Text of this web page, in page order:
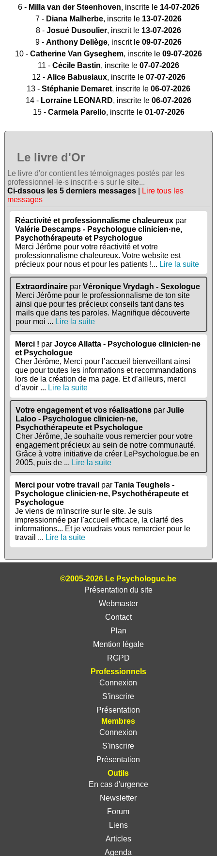
6 - Milla van der Steenhoven, inscrite le 14-07-2026
7 - Diana Malherbe, inscrite le 13-07-2026
8 - Josué Dusoulier, inscrit le 13-07-2026
9 - Anthony Deliège, inscrit le 09-07-2026
10 - Catherine Van Gyseghem, inscrite le 09-07-2026
11 - Cécile Bastin, inscrite le 07-07-2026
12 - Alice Babusiaux, inscrite le 07-07-2026
13 - Stéphanie Demaret, inscrite le 06-07-2026
14 - Lorraine LEONARD, inscrite le 06-07-2026
15 - Carmela Parello, inscrite le 01-07-2026
Le livre d'Or
Le livre d'or contient les témoignages postés par les
professionnel·le·s inscrit·e·s sur le site...
Ci-dssous les 5 derniers messages
Lire tous les
messages
Réactivité et professionnalisme chaleureux par
Valérie Descamps - Psychologue clinicien·ne,
Psychothérapeute et Psychologue
Merci Jérôme pour votre réactivité et votre
professionnalisme chaleureux. Votre website est
précieux pour nous et pour les patients !... Lire la suite
Extraordinaire parVéronique Vrydagh - Sexologue
Merci Jérôme pour le professionnalisme de ton site
ainsi que pour tes précieux conseils tant dans tes
mails que dans tes paroles. Magnifique découverte
pour moi ... Lire la suite
Merci ! parJoyce Allatta - Psychologue clinicien·ne
et Psychologue
Cher Jérôme, Merci pour l’accueil bienveillant ainsi
que pour toutes les informations et recommandations
lors de la création de ma page. Et d’ailleurs, merci
d’avoir ... Lire la suite
Votre engagement et vos réalisations parJulie
Laloo - Psychologue clinicien·ne,
Psychothérapeute et Psychologue
Cher Jérôme, Je souhaite vous remercier pour votre
engagement précieux au sein de notre communauté.
Grâce à votre initiative de créer LePsychologue.be en
2005, puis de ... Lire la suite
Merci pour votre travail parTania Teughels -
Psychologue clinicien·ne, Psychothérapeute et
Psychologue
Je viens de m'inscrire sur le site. Je suis
impressionnée par l'accueil efficace, la clarté des
informations... Et je voudrais vous remercier pour le
travail ... Lire la suite
©2005-2026 Le Psychologue.be
Présentation du site
Webmaster
Contact
Plan
Mention légale
RGPD
Professionnels
Connexion
S'inscrire
Présentation
Membres
Connexion
S'inscrire
Présentation
Outils
En cas d'urgence
Newsletter
Forum
Liens
Articles
Agenda